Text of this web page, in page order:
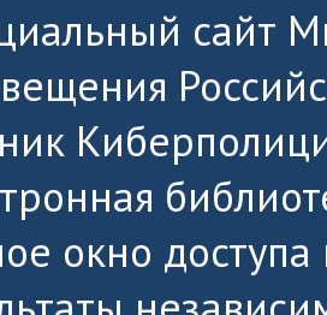
сайт
окно